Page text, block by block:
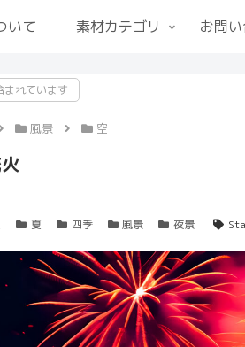
いて 素材カテゴリ お問
まれています
風景 空
夏 四季 風景 夜景